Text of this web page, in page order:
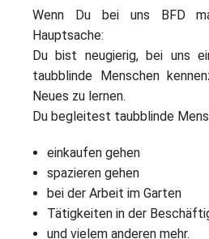
Wenn Du bei uns BFD
Hauptsache:
Du bist neugierig, bei uns
taubblinde Menschen
Neues zu lernen.
Du begleitest taubblinde
einkaufen gehen
spazieren gehen
bei der Arbeit im Garten
Tätigkeiten in der
und vielem anderen mehr.